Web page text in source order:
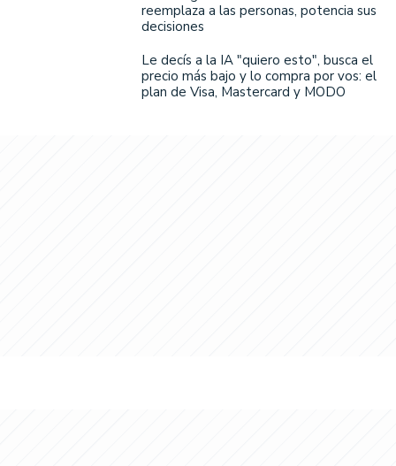
reemplaza a las personas, potencia sus
decisiones
Le decís a la IA "quiero esto", busca el
precio más bajo y lo compra por vos: el
plan de Visa, Mastercard y MODO